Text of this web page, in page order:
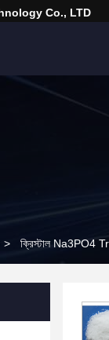
Co., LTD
> ক্রিস্টাল Na3PO4